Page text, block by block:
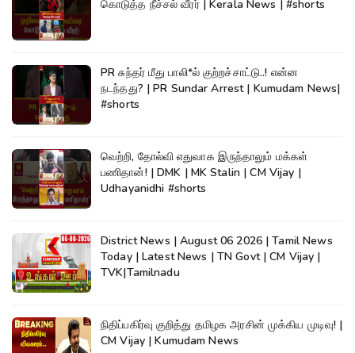
கொடுத்த நீச்சல் வீரர் | Kerala News | #shorts
PR சுந்தர் மீது பாலி*ல் குற்றச்சாட்டு..! என்ன
நடந்தது? | PR Sundar Arrest | Kumudam News|
#shorts
வெற்றி, தோல்வி எதுவாக இருந்தாலும் மக்கள்
பணிதான்! | DMK | MK Stalin | CM Vijay |
Udhayanidhi #shorts
District News | August 06 2026 | Tamil News
Today | Latest News | TN Govt | CM Vijay |
TVK|Tamilnadu
நிதிப்பகிர்வு குறித்து தமிழக அரசின் முக்கிய முடிவு! |
CM Vijay | Kumudam News